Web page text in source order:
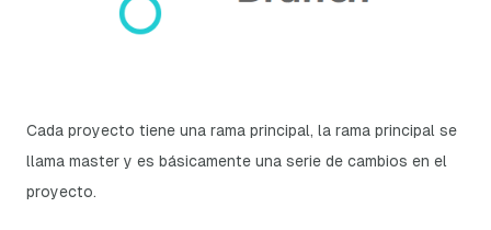
Cada proyecto tiene una rama principal, la rama principal se
llama master y es básicamente una serie de cambios en el
proyecto.